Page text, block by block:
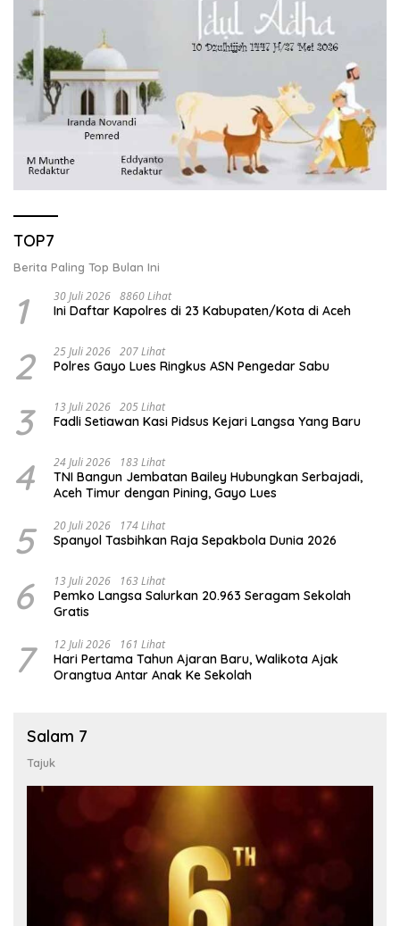
TOP7
Berita Paling Top Bulan Ini
1 30 Juli 2026 8860 Lihat
Ini Daftar Kapolres di 23 Kabupaten/Kota di Aceh
2 25 Juli 2026 207 Lihat
Polres Gayo Lues Ringkus ASN Pengedar Sabu
3 13 Juli 2026 205 Lihat
Fadli Setiawan Kasi Pidsus Kejari Langsa Yang Baru
4 24 Juli 2026 183 Lihat
TNI Bangun Jembatan Bailey Hubungkan Serbajadi,
Aceh Timur dengan Pining, Gayo Lues
5 20 Juli 2026 174 Lihat
Spanyol Tasbihkan Raja Sepakbola Dunia 2026
6 13 Juli 2026 163 Lihat
Pemko Langsa Salurkan 20.963 Seragam Sekolah
Gratis
7 12 Juli 2026 161 Lihat
Hari Pertama Tahun Ajaran Baru, Walikota Ajak
Orangtua Antar Anak Ke Sekolah
Salam 7
Tajuk